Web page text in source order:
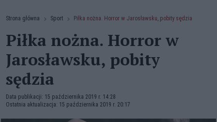
Strona główna Sport Piłka nożna. Horror w Jarosławsku, pobity sędzia
Piłka nożna. Horror w
Jarosławsku, pobity
sędzia
Data publikacji: 15 października 2019 r. 14:28
Ostatnia aktualizacja: 15 października 2019 r. 20:17